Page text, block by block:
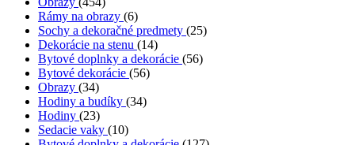
Rámy na obrazy (6)
Sochy a dekoračné predmety (25)
Dekorácie na stenu (14)
Bytové doplnky a dekorácie (56)
Bytové dekorácie (56)
Obrazy (34)
Hodiny a budíky (34)
Hodiny (23)
Sedacie vaky (10)